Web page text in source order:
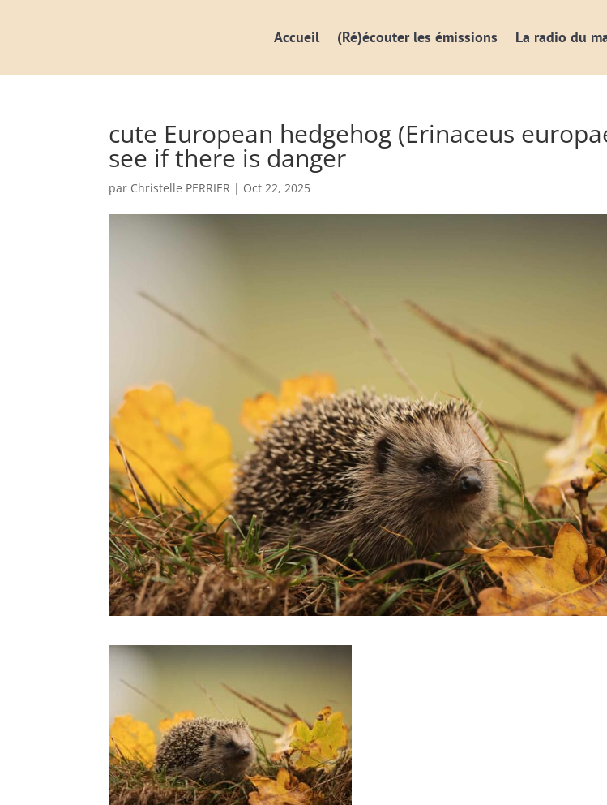
Accueil (Ré)écouter les émissions La radio du
cute European hedgehog (Erinaceus
see if there is danger
par Christelle PERRIER | Oct 22, 2025